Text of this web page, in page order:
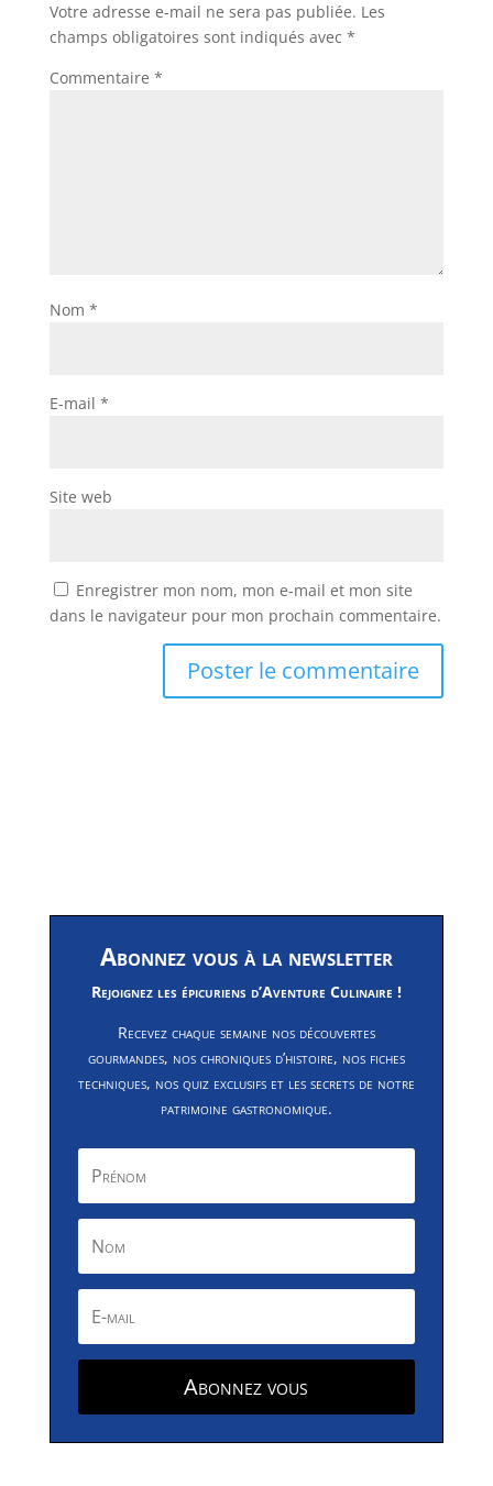
Votre adresse e-mail ne sera pas publiée. Les
champs obligatoires sont indiqués avec *
Commentaire *
Nom *
E-mail *
Site web
Enregistrer mon nom, mon e-mail et mon site
dans le navigateur pour mon prochain commentaire.
Abonnez vous à la newsletter
Rejoignez les épicuriens d’Aventure Culinaire !
Recevez chaque semaine nos découvertes
gourmandes, nos chroniques d’histoire, nos fiches
techniques, nos quiz exclusifs et les secrets de notre
patrimoine gastronomique.
Abonnez vous